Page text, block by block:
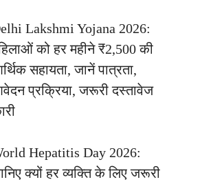
Lakshmi Yojana 2026:
को हर महीने ₹2,500 की
सहायता, जानें पात्रता,
प्रक्रिया, जरूरी दस्तावेज
Hepatitis Day 2026:
क्यों हर व्यक्ति के लिए जरूरी